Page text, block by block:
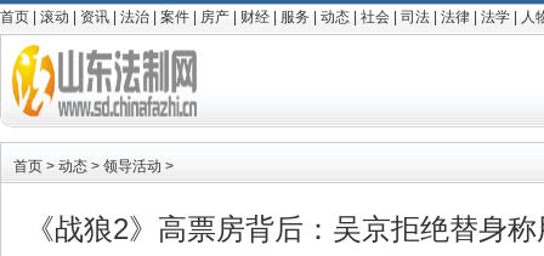
首页 滚动 资讯 法治 案件 房产 财经 服务 动态 社会 司法 法律 法学 人
首页 > 动态 > 领导活动 >
《战狼2》高票房背后：吴京拒绝替身